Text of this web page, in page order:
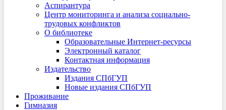
Аспирантура
Центр мониторинга и анализа социально-
трудовых конфликтов
О библиотеке
Образовательные Интернет-ресурсы
Электронный каталог
Контактная информация
Издательство
Издания СПбГУП
Новые издания СПбГУП
Проживание
Гимназия